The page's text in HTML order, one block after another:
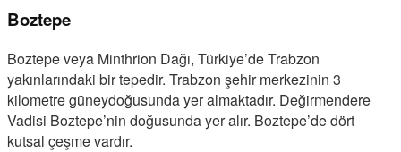
Boztepe
Boztepe veya Minthrion Dağı, Türkiye’de Trabzon
yakınlarındaki bir tepedir. Trabzon şehir merkezinin 3
kilometre güneydoğusunda yer almaktadır. Değirmendere
Vadisi Boztepe’nin doğusunda yer alır. Boztepe’de dört
kutsal çeşme vardır.